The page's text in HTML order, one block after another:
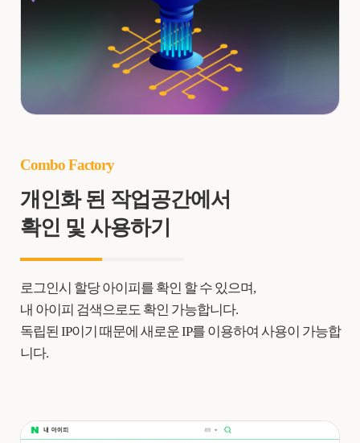
Combo Factory
개인화 된 작업공간에서
확인 및 사용하기
로그인시 할당 아이피를 확인 할 수 있으며,
내 아이피 검색으로도 확인 가능합니다.
독립된 IP이기 때문에 새로운 IP를 이용하여 사용이 가능합
니다.